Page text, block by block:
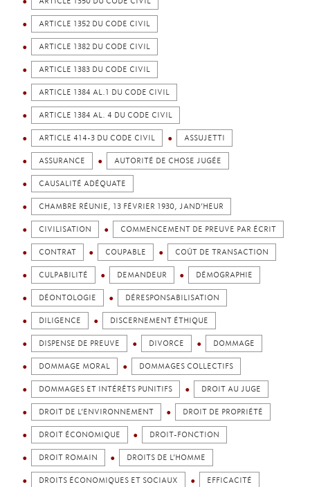
ARTICLE 1352 DU CODE CIVIL
ARTICLE 1382 DU CODE CIVIL
ARTICLE 1383 DU CODE CIVIL
ARTICLE 1384 AL.1 DU CODE CIVIL
ARTICLE 1384 AL. 4 DU CODE CIVIL
ARTICLE 414-3 DU CODE CIVIL ASSUJETTI
ASSURANCE AUTORITÉ DE CHOSE JUGÉE
CAUSALITÉ ADÉQUATE
CHAMBRE RÉUNIE, 13 FÉVRIER 1930, JAND’HEUR
CIVILISATION COMMENCEMENT DE PREUVE PAR ÉCRIT
CONTRAT COUPABLE COÛT DE TRANSACTION
CULPABILITÉ DEMANDEUR DÉMOGRAPHIE
DÉONTOLOGIE DÉRESPONSABILISATION
DILIGENCE DISCERNEMENT ÉTHIQUE
DISPENSE DE PREUVE DIVORCE DOMMAGE
DOMMAGE MORAL DOMMAGES COLLECTIFS
DOMMAGES ET INTÉRÊTS PUNITIFS DROIT AU JUGE
DROIT DE L’ENVIRONNEMENT DROIT DE PROPRIÉTÉ
DROIT ÉCONOMIQUE DROIT-FONCTION
DROIT ROMAIN DROITS DE L’HOMME
DROITS ÉCONOMIQUES ET SOCIAUX EFFICACITÉ